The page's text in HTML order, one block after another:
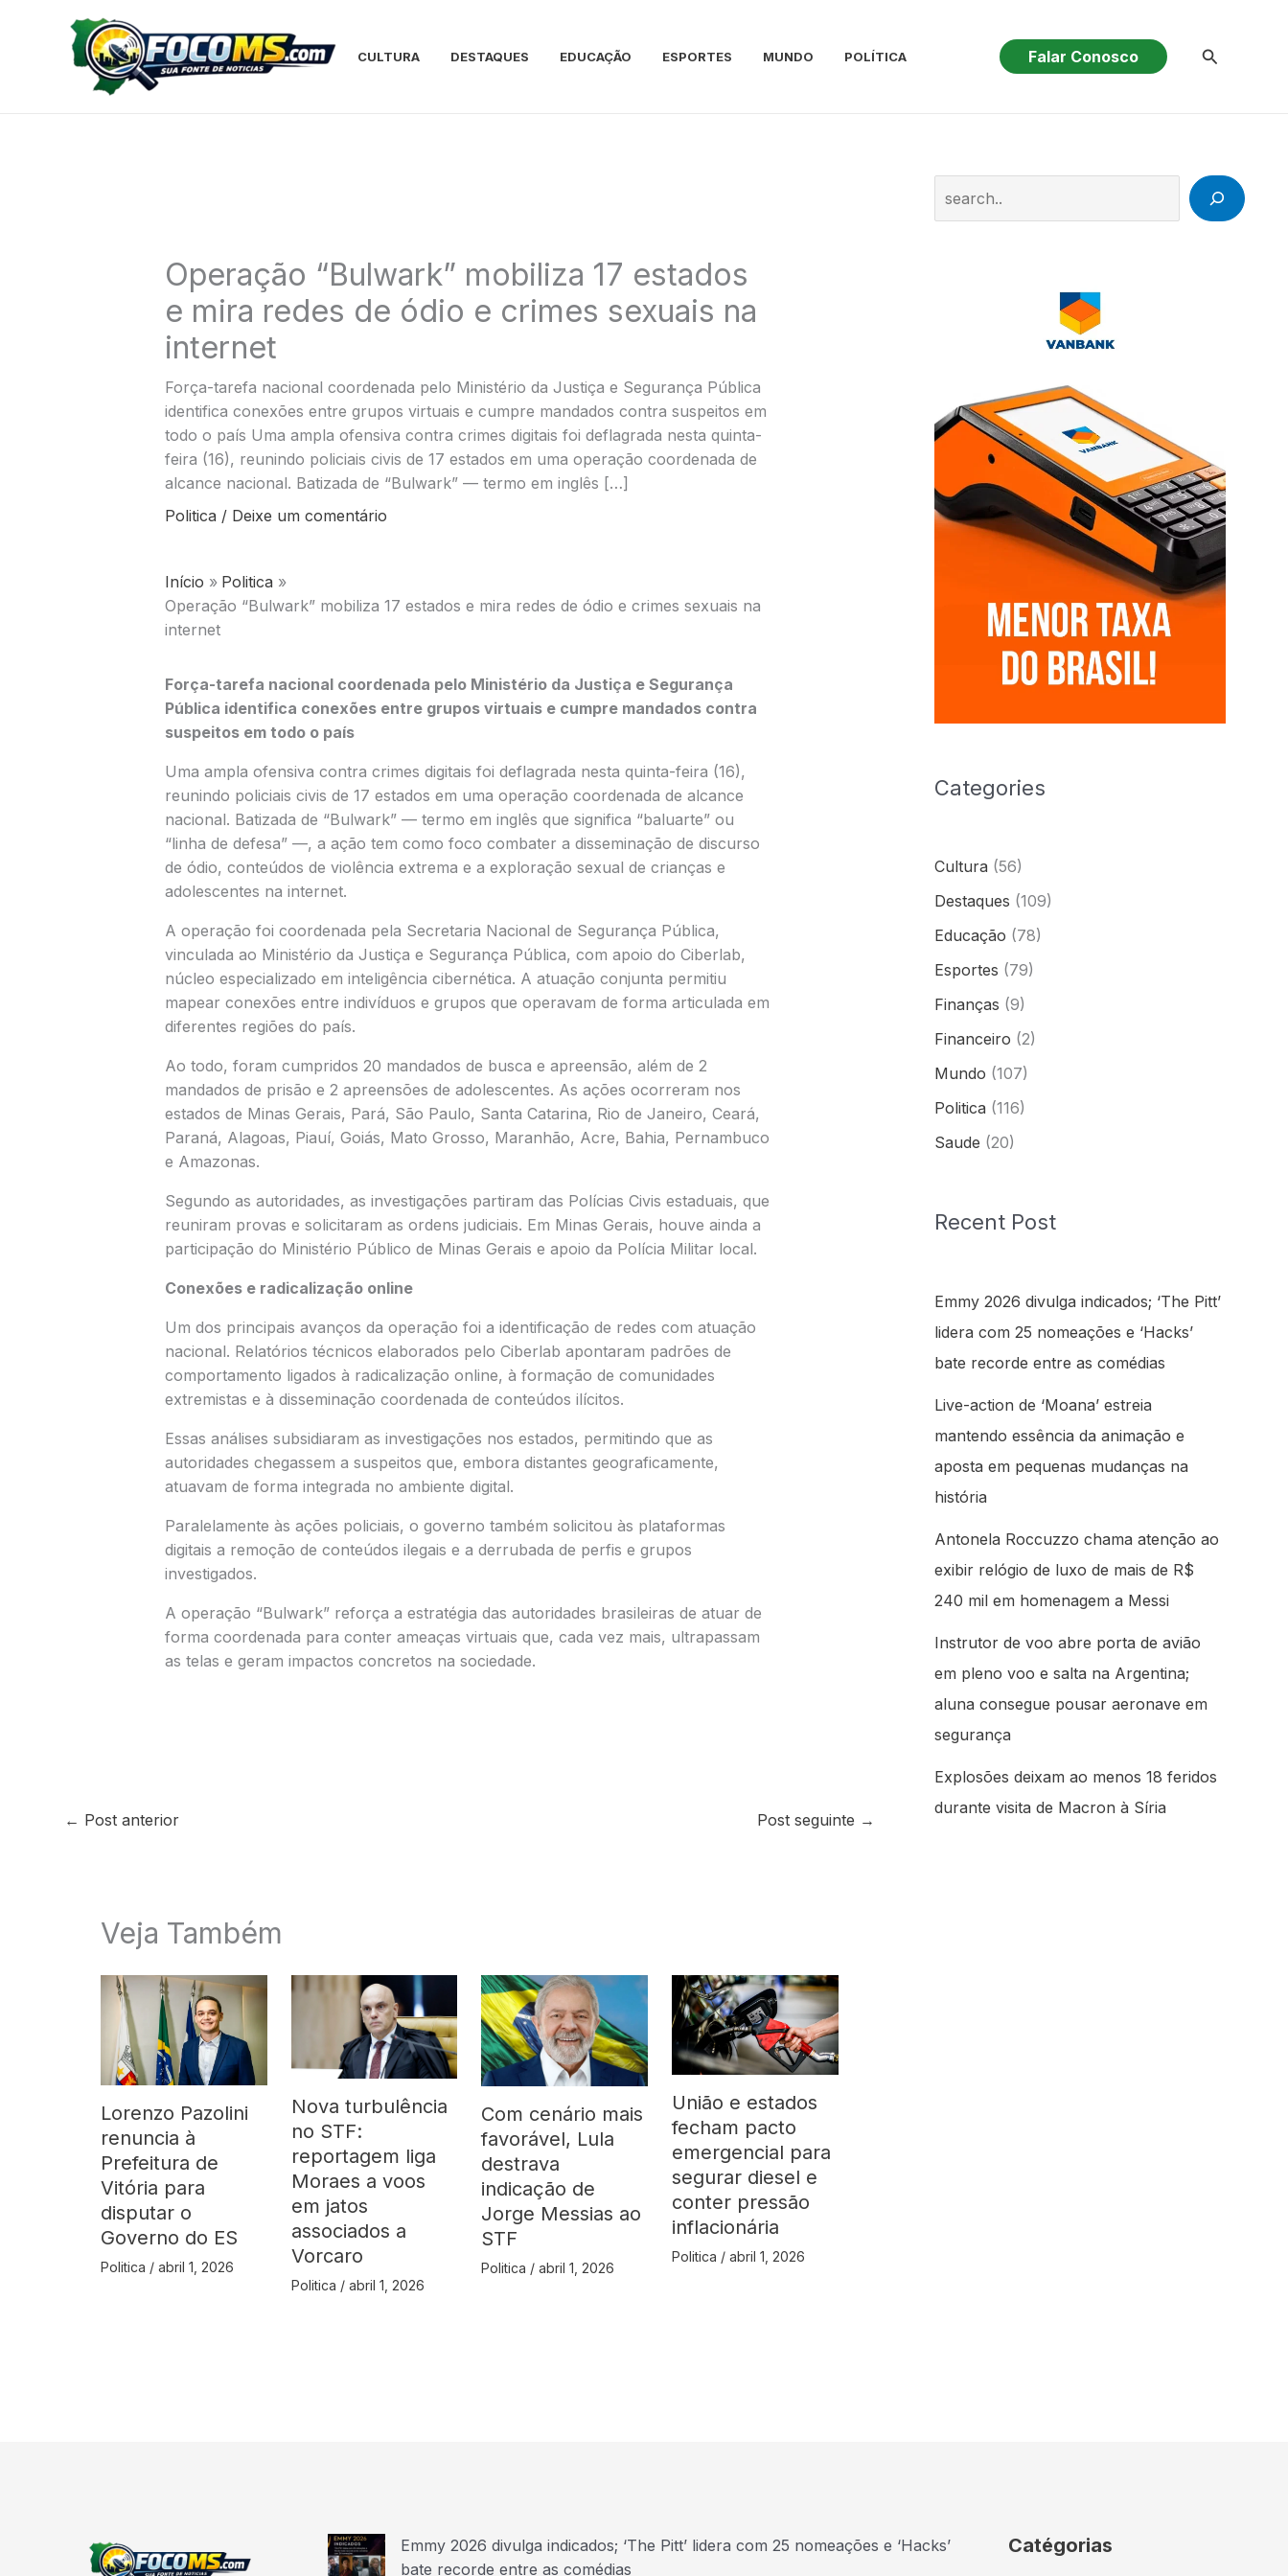
CULTURA DESTAQUES EDUCAÇÃO ESPORTES MUNDO POLÍTICA Falar Conosco Pesquisar
Operação “Bulwark” mobiliza 17 estados
e mira redes de ódio e crimes sexuais na
internet
Força-tarefa nacional coordenada pelo Ministério da Justiça e Segurança Pública
identifica conexões entre grupos virtuais e cumpre mandados contra suspeitos em
todo o país Uma ampla ofensiva contra crimes digitais foi deflagrada nesta quinta-
feira (16), reunindo policiais civis de 17 estados em uma operação coordenada de
alcance nacional. Batizada de “Bulwark” — termo em inglês […]
Politica / Deixe um comentário
Início
Politica
Operação “Bulwark” mobiliza 17 estados e mira redes de ódio e crimes sexuais na
internet
Força-tarefa nacional coordenada pelo Ministério da Justiça e Segurança
Pública identifica conexões entre grupos virtuais e cumpre mandados contra
suspeitos em todo o país
Uma ampla ofensiva contra crimes digitais foi deflagrada nesta quinta-feira (16),
reunindo policiais civis de 17 estados em uma operação coordenada de alcance
nacional. Batizada de “Bulwark” — termo em inglês que significa “baluarte” ou
“linha de defesa” —, a ação tem como foco combater a disseminação de discurso
de ódio, conteúdos de violência extrema e a exploração sexual de crianças e
adolescentes na internet.
A operação foi coordenada pela Secretaria Nacional de Segurança Pública,
vinculada ao Ministério da Justiça e Segurança Pública, com apoio do Ciberlab,
núcleo especializado em inteligência cibernética. A atuação conjunta permitiu
mapear conexões entre indivíduos e grupos que operavam de forma articulada em
diferentes regiões do país.
Ao todo, foram cumpridos 20 mandados de busca e apreensão, além de 2
mandados de prisão e 2 apreensões de adolescentes. As ações ocorreram nos
estados de Minas Gerais, Pará, São Paulo, Santa Catarina, Rio de Janeiro, Ceará,
Paraná, Alagoas, Piauí, Goiás, Mato Grosso, Maranhão, Acre, Bahia, Pernambuco
e Amazonas.
Segundo as autoridades, as investigações partiram das Polícias Civis estaduais, que
reuniram provas e solicitaram as ordens judiciais. Em Minas Gerais, houve ainda a
participação do Ministério Público de Minas Gerais e apoio da Polícia Militar local.
Conexões e radicalização online
Um dos principais avanços da operação foi a identificação de redes com atuação
nacional. Relatórios técnicos elaborados pelo Ciberlab apontaram padrões de
comportamento ligados à radicalização online, à formação de comunidades
extremistas e à disseminação coordenada de conteúdos ilícitos.
Essas análises subsidiaram as investigações nos estados, permitindo que as
autoridades chegassem a suspeitos que, embora distantes geograficamente,
atuavam de forma integrada no ambiente digital.
Paralelamente às ações policiais, o governo também solicitou às plataformas
digitais a remoção de conteúdos ilegais e a derrubada de perfis e grupos
investigados.
A operação “Bulwark” reforça a estratégia das autoridades brasileiras de atuar de
forma coordenada para conter ameaças virtuais que, cada vez mais, ultrapassam
as telas e geram impactos concretos na sociedade.
← Post anterior Post seguinte →
Veja Também
Lorenzo Pazolini
renuncia à
Prefeitura de
Vitória para
disputar o
Governo do ES
Politica / abril 1, 2026
Nova turbulência
no STF:
reportagem liga
Moraes a voos
em jatos
associados a
Vorcaro
Politica / abril 1, 2026
Com cenário mais
favorável, Lula
destrava
indicação de
Jorge Messias ao
STF
Politica /abril 1, 2026
União e estados
fecham pacto
emergencial para
segurar diesel e
conter pressão
inflacionária
Politica /abril 1, 2026
Categories
Cultura (56)
Destaques (109)
Educação (78)
Esportes (79)
Finanças (9)
Financeiro (2)
Mundo (107)
Politica (116)
Saude (20)
Recent Post
Emmy 2026 divulga indicados; ‘The Pitt’
lidera com 25 nomeações e ‘Hacks’
bate recorde entre as comédias
Live-action de ‘Moana’ estreia
mantendo essência da animação e
aposta em pequenas mudanças na
história
Antonela Roccuzzo chama atenção ao
exibir relógio de luxo de mais de R$
240 mil em homenagem a Messi
Instrutor de voo abre porta de avião
em pleno voo e salta na Argentina;
aluna consegue pousar aeronave em
segurança
Explosões deixam ao menos 18 feridos
durante visita de Macron à Síria
Emmy 2026 divulga indicados; ‘The Pitt’ lidera com 25 nomeações e ‘Hacks’
bate recorde entre as comédias
Catégorias